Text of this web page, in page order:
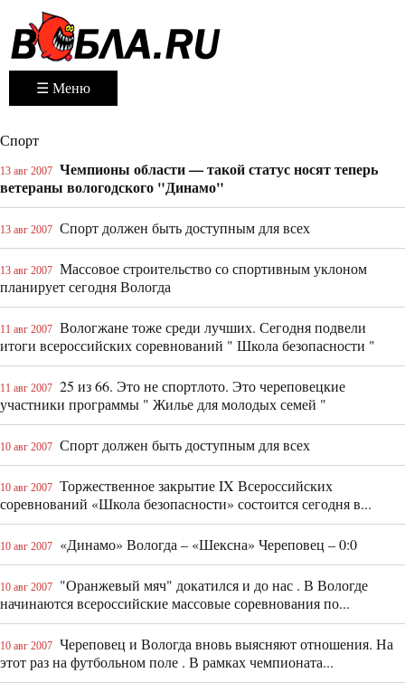
☰ Меню
Спорт
13 авг 2007 Чемпионы области — такой статус носят теперь
ветераны вологодского "Динамо"
13 авг 2007 Спорт должен быть доступным для всех
13 авг 2007 Массовое строительство со спортивным уклоном
планирует сегодня Вологда
11 авг 2007 Вологжане тоже среди лучших. Сегодня подвели
итоги всероссийских соревнований " Школа безопасности "
11 авг 2007 25 из 66. Это не спортлото. Это череповецкие
участники программы " Жилье для молодых семей "
10 авг 2007 Спорт должен быть доступным для всех
10 авг 2007 Торжественное закрытие IX Всероссийских
соревнований «Школа безопасности» состоится сегодня в...
10 авг 2007 «Динамо» Вологда – «Шексна» Череповец – 0:0
10 авг 2007
"Оранжевый мяч" докатился и до нас . В Вологде
начинаются всероссийские массовые соревнования по...
10 авг 2007 Череповец и Вологда вновь выясняют отношения. На
этот раз на футбольном поле . В рамках чемпионата...